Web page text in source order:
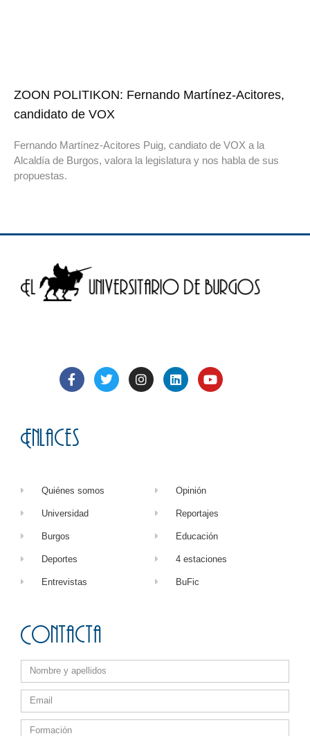
ZOON POLITIKON: Fernando Martínez-Acitores,
candidato de VOX
Fernando Martínez-Acitores Puig, candiato de VOX a la
Alcaldía de Burgos, valora la legislatura y nos habla de sus
propuestas.
Enlaces
Quiénes somos
Universidad
Burgos
Deportes
Entrevistas
Opinión
Reportajes
Educación
4 estaciones
BuFic
Contacta